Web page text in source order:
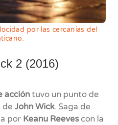
por las cercanías del
2 (2016)
accióntuvo un punto de
de John Wick. Saga de
por Keanu Reeves con la